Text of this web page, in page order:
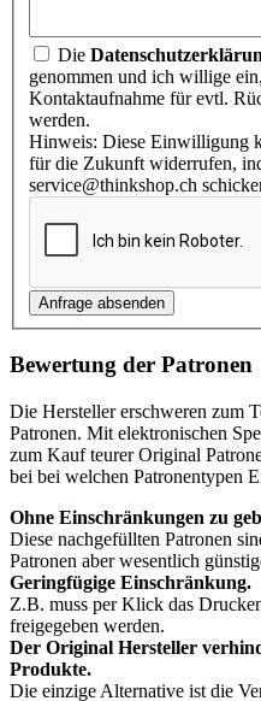
Die
genommen und ich willige
Kontaktaufnahme für evtl.
werden.
Hinweis: Diese Einwilligung
für die Zukunft widerrufen,
service@thinkshop.ch
Bewertung der Patronen
Die Hersteller erschweren zum
Patronen. Mit elektronischen
zum Kauf teurer Original
bei bei welchen Patronentypen
Ohne Einschränkungen zu
Diese nachgefüllten Patronen
Patronen aber wesentlich
Geringfügige Einschränkung.
Z.B. muss per Klick das
freigegeben werden.
Der Original Hersteller
Produkte.
Die einzige Alternative ist die